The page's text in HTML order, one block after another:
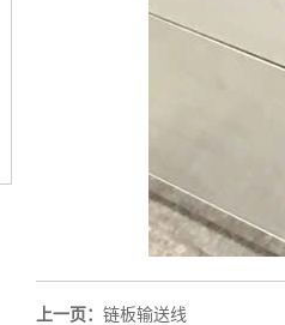
上一页： 链板输送线